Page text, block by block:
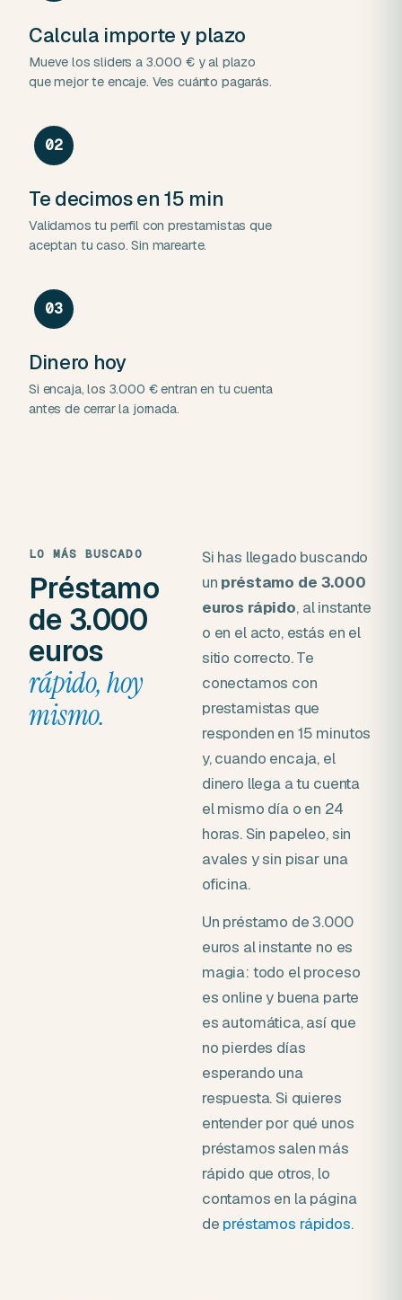
Calcula importe y plazo
Mueve los sliders a 3.000 € y al plazo
que mejor te encaje. Ves cuánto pagarás.
02
Te decimos en 15 min
Validamos tu perfil con prestamistas que
aceptan tu caso. Sin marearte.
03
Dinero hoy
Si encaja, los 3.000 € entran en tu cuenta
antes de cerrar la jornada.
LO MÁS BUSCADO
Préstamo
de 3.000
euros
rápido, hoy
mismo.
Si has llegado buscando
un préstamo de 3.000
euros rápido, al instante
o en el acto, estás en el
sitio correcto. Te
conectamos con
prestamistas que
responden en 15 minutos
y, cuando encaja, el
dinero llega a tu cuenta
el mismo día o en 24
horas. Sin papeleo, sin
avales y sin pisar una
oficina.
Un préstamo de 3.000
euros al instante no es
magia: todo el proceso
es online y buena parte
es automática, así que
no pierdes días
esperando una
respuesta. Si quieres
entender por qué unos
préstamos salen más
rápido que otros, lo
contamos en la página
de préstamos rápidos.